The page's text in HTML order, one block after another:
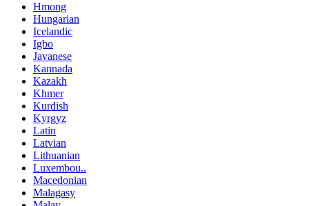
Hmong
Hungarian
Icelandic
Igbo
Javanese
Kannada
Kazakh
Khmer
Kurdish
Kyrgyz
Latin
Latvian
Lithuanian
Luxembou..
Macedonian
Malagasy